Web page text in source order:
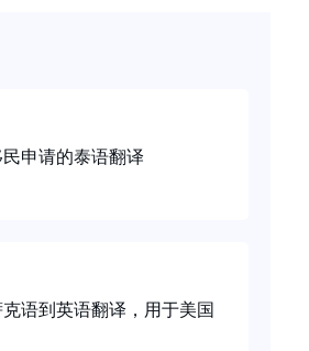
申请的泰语翻译
语到英语翻译，用于美国